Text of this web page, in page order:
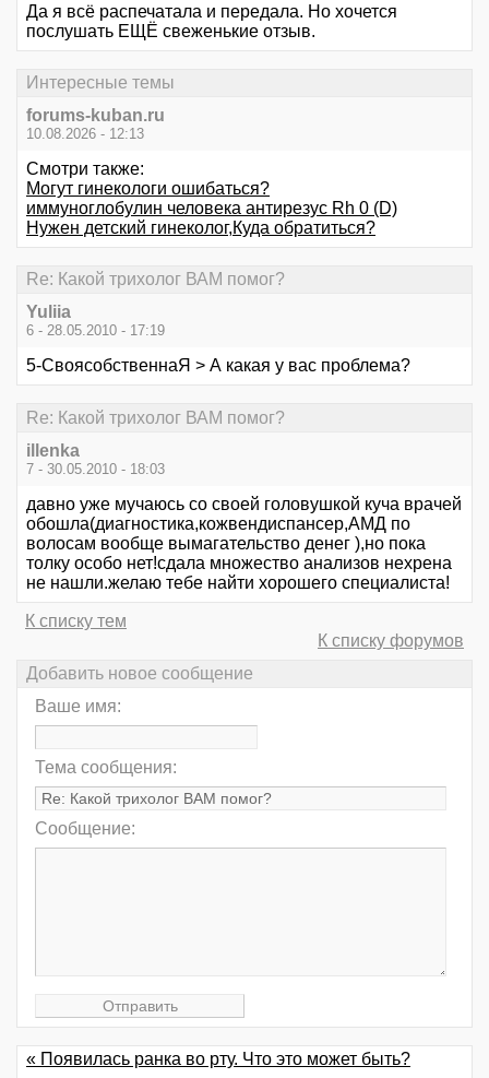
Да я всё распечатала и передала. Но хочется
послушать ЕЩЁ свеженькие отзыв.
Интересные темы
forums-kuban.ru
10.08.2026 - 12:13
Смотри также:
Могут гинекологи ошибаться?
иммуноглобулин человека антирезус Rh 0 (D)
Нужен детский гинеколог,Куда обратиться?
Re: Какой трихолог ВАМ помог?
Yuliia
6 - 28.05.2010 - 17:19
5-СвоясобственнаЯ > А какая у вас проблема?
Re: Какой трихолог ВАМ помог?
illenka
7 - 30.05.2010 - 18:03
давно уже мучаюсь со своей головушкой куча врачей
обошла(диагностика,кожвендиспансер,АМД по
волосам вообще вымагательство денег ),но пока
толку особо нет!сдала множество анализов нехрена
не нашли.желаю тебе найти хорошего специалиста!
К списку тем
К списку форумов
Добавить новое сообщение
Ваше имя:
Тема сообщения:
Сообщение:
« Появилась ранка во рту. Что это может быть?